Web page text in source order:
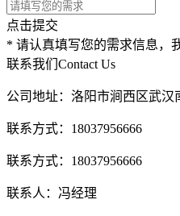
点击提交
* 请认真填写您的需求信息，
联系我们 Contact Us
公司地址：洛阳市涧西区武汉
联系方式：18037956666
联系方式：18037956666
联系人：冯经理